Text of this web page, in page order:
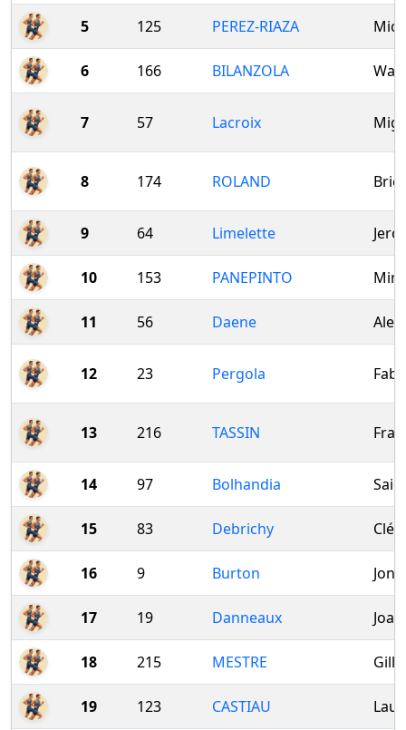
5 125 PEREZ-RIAZA
6 166 BILANZOLA
7 57 Lacroix
8 174 ROLAND
9 64 Limelette
10 153 PANEPINTO
11 56 Daene
12 23 Pergola
13 216 TASSIN
14 97 Bolhandia Said
15 83 Debrichy
16 9 Burton
17 19 Danneaux
18 215 MESTRE
19 123 CASTIAU